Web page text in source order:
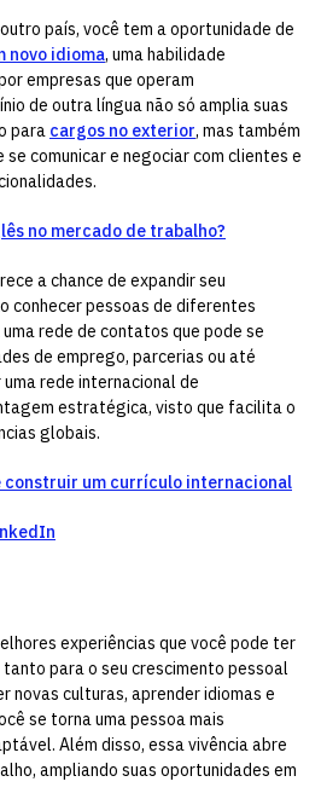
país, você tem a oportunidade de
novo idioma, uma habilidade
empresas que operam
de outra língua não só amplia suas
para cargos no exterior, mas também
comunicar e negociar com clientes e
no mercado de trabalho?
a chance de expandir seu
conhecer pessoas de diferentes
rede de contatos que pode se
de emprego, parcerias ou até
rede internacional de
estratégica, visto que facilita o
globais.
construir um currículo internacional
experiências que você pode ter
para o seu crescimento pessoal
novas culturas, aprender idiomas e
se torna uma pessoa mais
Além disso, essa vivência abre
ampliando suas oportunidades em